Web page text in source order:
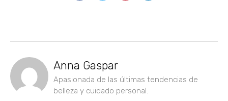
Anna Gaspar
Apasionada de las últimas tendencias de
belleza y cuidado personal.